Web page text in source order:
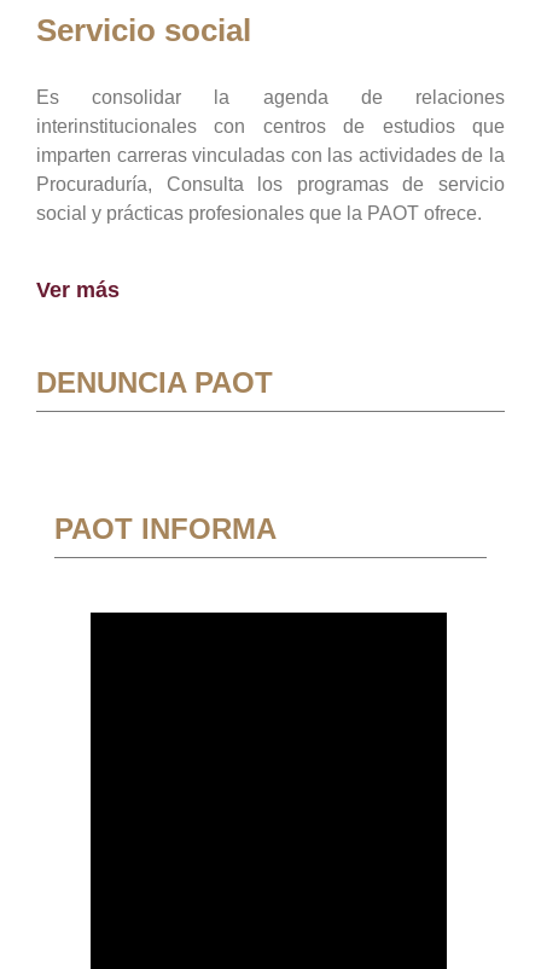
Servicio social
Es consolidar la agenda de relaciones
interinstitucionales con centros de estudios que
imparten carreras vinculadas con las actividades de la
Procuraduría, Consulta los programas de servicio
social y prácticas profesionales que la PAOT ofrece.
Ver más
DENUNCIA PAOT
PAOT INFORMA